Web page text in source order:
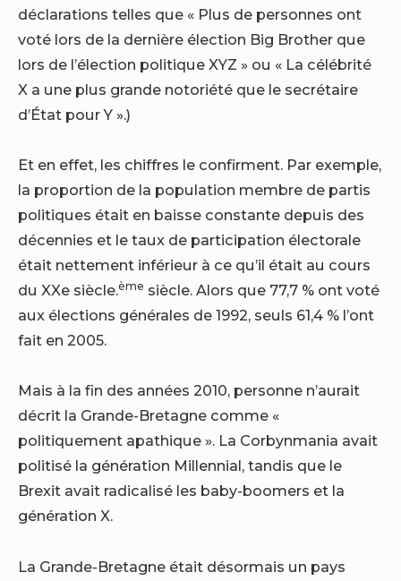
déclarations telles que « Plus de personnes ont
voté lors de la dernière élection Big Brother que
lors de l’élection politique XYZ » ou « La célébrité
X a une plus grande notoriété que le secrétaire
d’État pour Y ».)
Et en effet, les chiffres le confirment. Par exemple,
la proportion de la population membre de partis
politiques était en baisse constante depuis des
décennies et le taux de participation électorale
était nettement inférieur à ce qu’il était au cours
du XXe siècle.ème siècle. Alors que 77,7 % ont voté
aux élections générales de 1992, seuls 61,4 % l’ont
fait en 2005.
Mais à la fin des années 2010, personne n’aurait
décrit la Grande-Bretagne comme «
politiquement apathique ». La Corbynmania avait
politisé la génération Millennial, tandis que le
Brexit avait radicalisé les baby-boomers et la
génération X.
La Grande-Bretagne était désormais un pays